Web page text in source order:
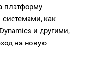
платформу
как
и другими,
на новую